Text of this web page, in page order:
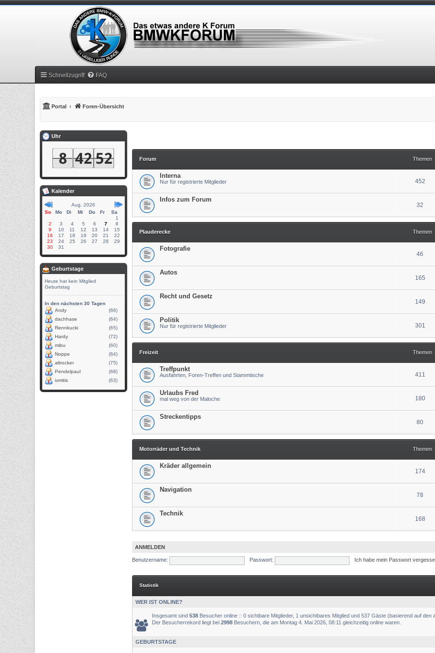
Schnellzugriff FAQ
Portal Foren-Übersicht
Forum Themen
Interna
Nur für registrierte Mitglieder 452
Infos zum Forum
32
Plauderecke Themen
Fotografie
46
Autos
165
Recht und Gesetz
149
Politik
Nur für registrierte Mitglieder 301
Freizeit Themen
Treffpunkt
Ausfahrten, Foren-Treffen und Stammtische 411
Urlaubs Fred
mal weg von der Maloche 180
Streckentipps
80
Motorräder und Technik Themen
Kräder allgemein
174
Navigation
78
Technik
168
ANMELDEN
Benutzername: Passwort: Ich habe mein Passwort
Statistik
WER IST ONLINE?
Insgesamt sind 538 Besucher online :: 0 sichtbare Mitglieder, 1 unsichtbares Mitglied und 537 Gäste (basierend auf
Der Besucherrekord liegt bei 2998 Besuchern, die am Montag 4. Mai 2026, 08:11 gleichzeitig online waren.
GEBURTSTAGE
Uhr
Kalender
Aug. 2026
So
Mo Di Mi Do Fr
Sa
1
2
3 4 5 6 7
8
9
10 11 12 13 14
15
16
17 18 19 20 21
22
23
24 25 26 27 28
29
30
31
Geburtstage
Heute hat kein Mitglied
Geburtstag
In den nächsten 30 Tagen
Andy
(66)
dachhase
(64)
Rennkucki
(65)
Hardy
(72)
mibu
(60)
Noppe
(64)
altrocker
(75)
Pendelpaul
(68)
ivmitis
(63)